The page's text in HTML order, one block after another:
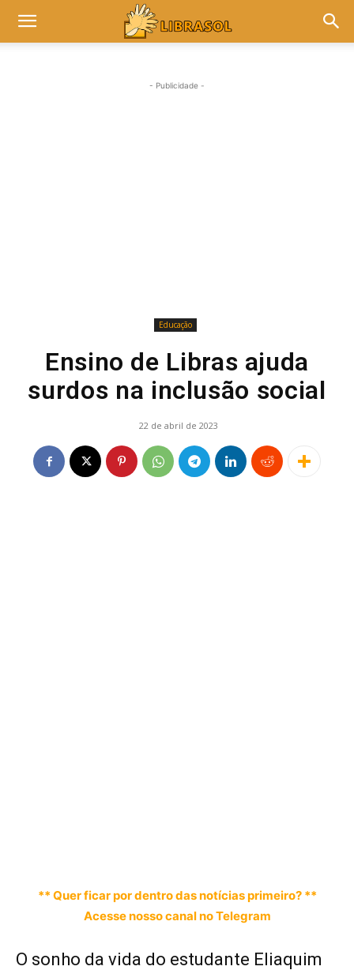
- Publicidade -
Educação
Ensino de Libras ajuda
surdos na inclusão social
22 de abril de 2023
** Quer ficar por dentro das notícias primeiro? **
Acesse nosso canal no Telegram
O sonho da vida do estudante Eliaquim